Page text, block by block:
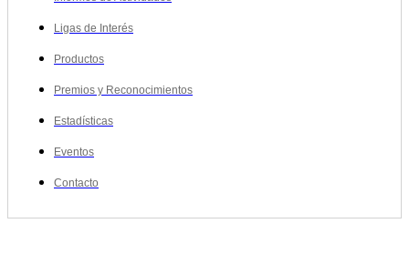
Ligas de Interés
Productos
Premios y Reconocimientos
Estadísticas
Eventos
Contacto